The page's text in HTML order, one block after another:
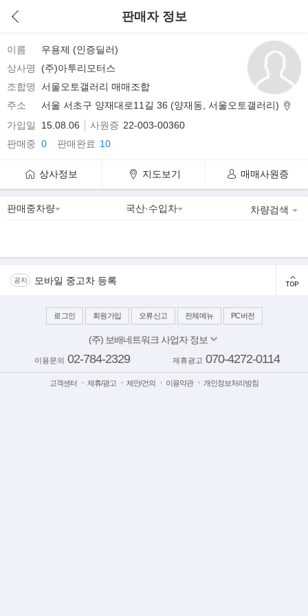
판매자 정보
이름
우용제 (인증딜러)
상사명
(주)아투리모터스
조합명
서울오토갤러리 매매조합
주소
서울 서초구 양재대로11길 36 (양재동, 서울오토갤러리)
가입일
15.08.06 사원증 22-003-00360
판매중 0 판매완료 10
상사정보 지도보기 매매사원증
차량검색
공지 모바일 중고차 등록
로그인 회원가입 오류신고 전체메뉴 PC버전
(주) 보배네트워크 사업자 정보
대표이사: 김보배
서울 양천구 목동동로 233-1 드림타워 11,12층
사업자번호: 117-81-64543
이메일:bobaedream@bobaedream.co.kr
이용문의 02-784-2329 제휴광고 070-4272-0114
고객센터 제휴/광고 제안/건의 이용약관 개인정보처리방침